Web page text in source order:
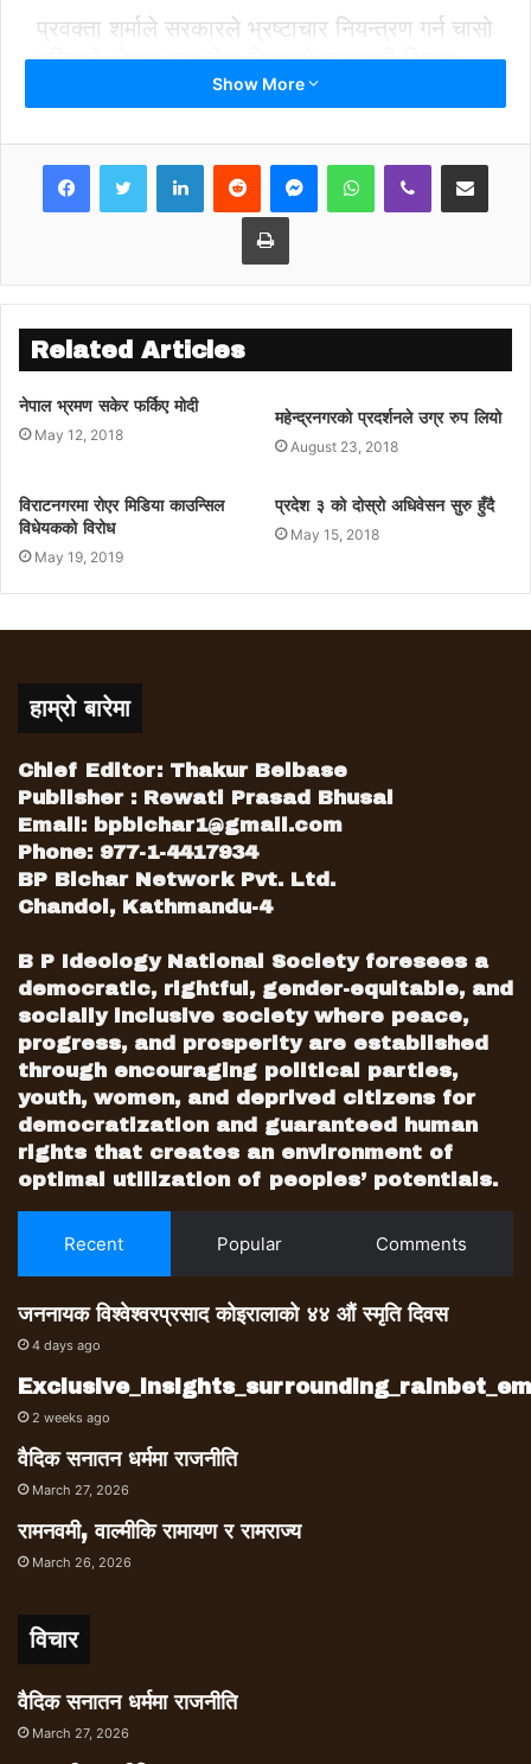
प्रवक्ता शर्माले सरकारले भ्रष्टाचार नियन्त्रण गर्न चासो
नदिएको, नेपाल वायु सेवा निगमको वाइडबडी विमान
खरिद प्रकरणमा भएको भ्रष्टाचारको घटना लुकाउन
प्रष्टिकरण दिए ।
Show More
LinkedInReddit MessengerWhatsAppViber Share via Email
Print
Related Articles
नेपाल भ्रमण सकेर फर्किए मोदी
May 12, 2018
महेन्द्रनगरको प्रदर्शनले उग्र रुप लियो
August 23, 2018
विराटनगरमा रोएर मिडिया काउन्सिल
विधेयकको विरोध
May 19, 2019
प्रदेश ३ को दोस्रो अधिवेसन सुरु हुँदै
May 15, 2018
हाम्रो बारेमा
Chief Editor: Thakur Belbase
Publisher : Rewati Prasad Bhusal
Email: bpbichar1@gmail.com
Phone: 977-1-4417934
BP Bichar Network Pvt. Ltd.
Chandol, Kathmandu-4
B P Ideology National Society foresees a
democratic, rightful, gender-equitable, and
socially inclusive society where peace,
progress, and prosperity are established
through encouraging political parties,
youth, women, and deprived citizens for
democratization and guaranteed human
rights that creates an environment of
optimal utilization of peoples’ potentials.
Recent Popular Comments
जननायक विश्वेश्वरप्रसाद कोइरालाको ४४ औं स्मृति दिवस
4 days ago
2 weeks ago
वैदिक सनातन धर्ममा राजनीति
March 27, 2026
रामनवमी, वाल्मीकि रामायण र रामराज्य
March 26, 2026
विचार
वैदिक सनातन धर्ममा राजनीति
March 27, 2026